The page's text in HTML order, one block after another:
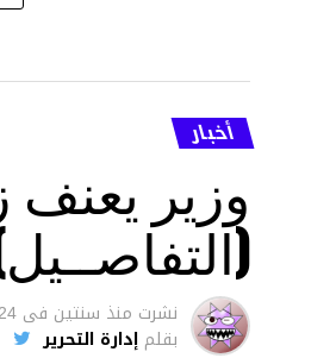
أخبار
وزير
نشرت منذ سنتين فى
بقلم إدارة التحرير